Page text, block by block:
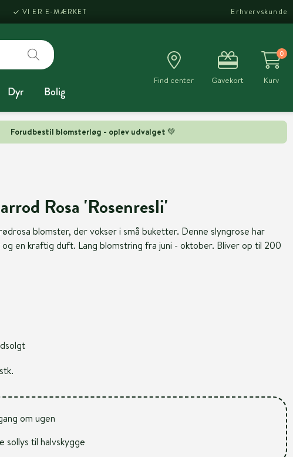
Forudbestil blomsterløg - oplev udvalget 💚
VI ER E-MÆRKET Erhvervskunde
Dyr Bolig
Find center Gavekort
0
Kurv
Rosa 'Rosenresli'
blomster, der vokser i små buketter. Denne slyngrose har
en kraftig duft. Lang blomstring fra juni - oktober. Bliver op til 200
om ugen
sollys til halvskygge